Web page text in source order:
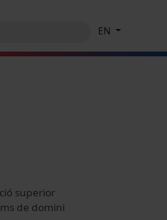
EN
superior
de domini